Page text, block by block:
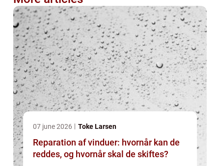
07 june 2026 Toke Larsen
Reparation af vinduer: hvornår kan de
reddes, og hvornår skal de skiftes?